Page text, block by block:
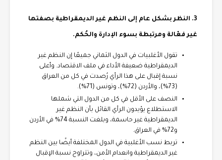
3. النظر بشكل عام إلى النظم غير الديمقراطية بصفتها
غير فعّالة ومرتبطة بسوء الإدارة والحُكم.
تقول الأغلبيات في الدول الثماني جميعًا إن النظم غير
الديمقراطية ضعيفة الأداء في ملف الاقتصاد. وأعلى
نسبة إقبال على هذا الرأي رُصدت في كل من العراق
(73%)، والأردن (72%)، وتونس (71%).
النصف على الأقل في كل من الدول التي شملها
الاستطلاع يؤيدون الرأي القائل بأن النظم غير
الديمقراطية غير حاسمة، وبلغت النسبة 74% في الأردن
و72% في العراق.
تربط نسب الأغلبية في الدول المختلفة أيضًا بين النظم
غير الديمقراطية وانعدام الأمن، وتتراوح نسبة الإقبال